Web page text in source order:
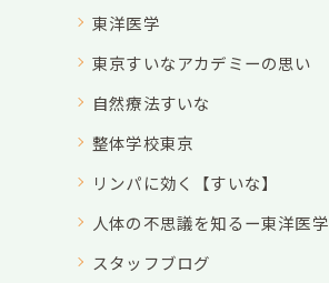
東洋医学
東京すいなアカデミーの思い
自然療法すいな
整体学校東京
リンパに効く【すいな】
人体の不思議を知るー東洋医学
スタッフブログ